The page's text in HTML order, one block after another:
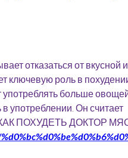
отказаться от вкусной
ключевую роль в
больше
употреблении. Он считает
КАК ПОХУДЕТЬ ДОКТОР